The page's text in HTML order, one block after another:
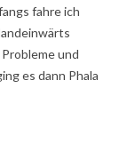
fahre ich
und
es dann Phala